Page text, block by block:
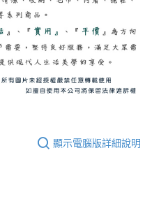
顯示電腦版詳細說明